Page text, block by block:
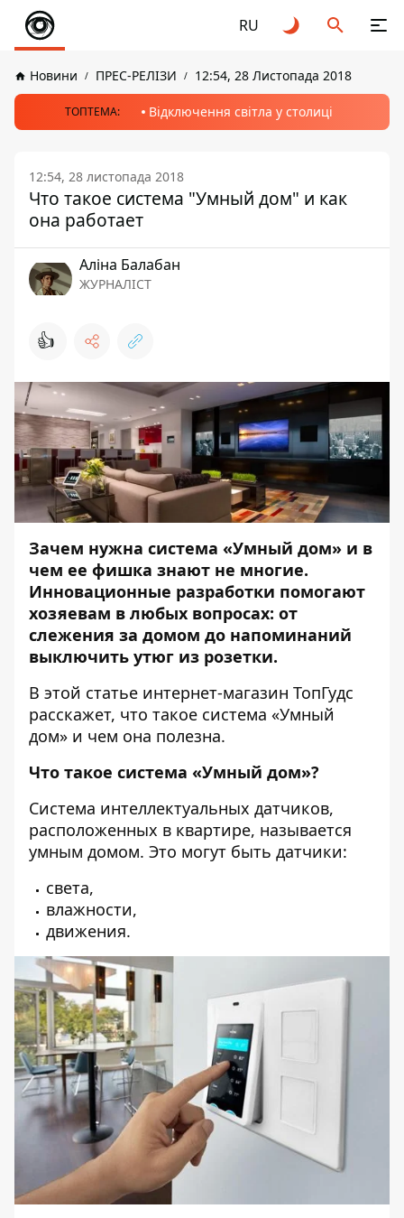
RU
Новини ПРЕС-РЕЛІЗИ 12:54, 28 Листопада 2018
ТОПТЕМА: Відключення світла у столиці
12:54, 28 листопада 2018
Что такое система "Умный дом" и как
она работает
Аліна Балабан
ЖУРНАЛІСТ
👍
Зачем нужна система «Умный дом» и в
чем ее фишка знают не многие.
Инновационные разработки помогают
хозяевам в любых вопросах: от
слежения за домом до напоминаний
выключить утюг из розетки.
В этой статье интернет-магазин ТопГудс
расскажет, что такое система «Умный
дом» и чем она полезна.
Что такое система «Умный дом»?
Система интеллектуальных датчиков,
расположенных в квартире, называется
умным домом. Это могут быть датчики:
света,
влажности,
движения.